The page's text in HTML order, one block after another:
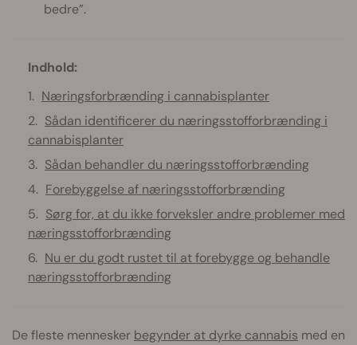
bedre”.
Indhold:
Næringsforbrænding i cannabisplanter
Sådan identificerer du næringsstofforbrænding i
cannabisplanter
Sådan behandler du næringsstofforbrænding
Forebyggelse af næringsstofforbrænding
Sørg for, at du ikke forveksler andre problemer med
næringsstofforbrænding
Nu er du godt rustet til at forebygge og behandle
næringsstofforbrænding
De fleste mennesker begynder at dyrke cannabis med en